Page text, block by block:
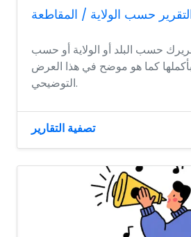
حسب الولاية / المقاطعة
حسب البلد أو الولاية أو حسب
كما هو موضح في هذا العرض
التوضيحي.
تصفية التقارير